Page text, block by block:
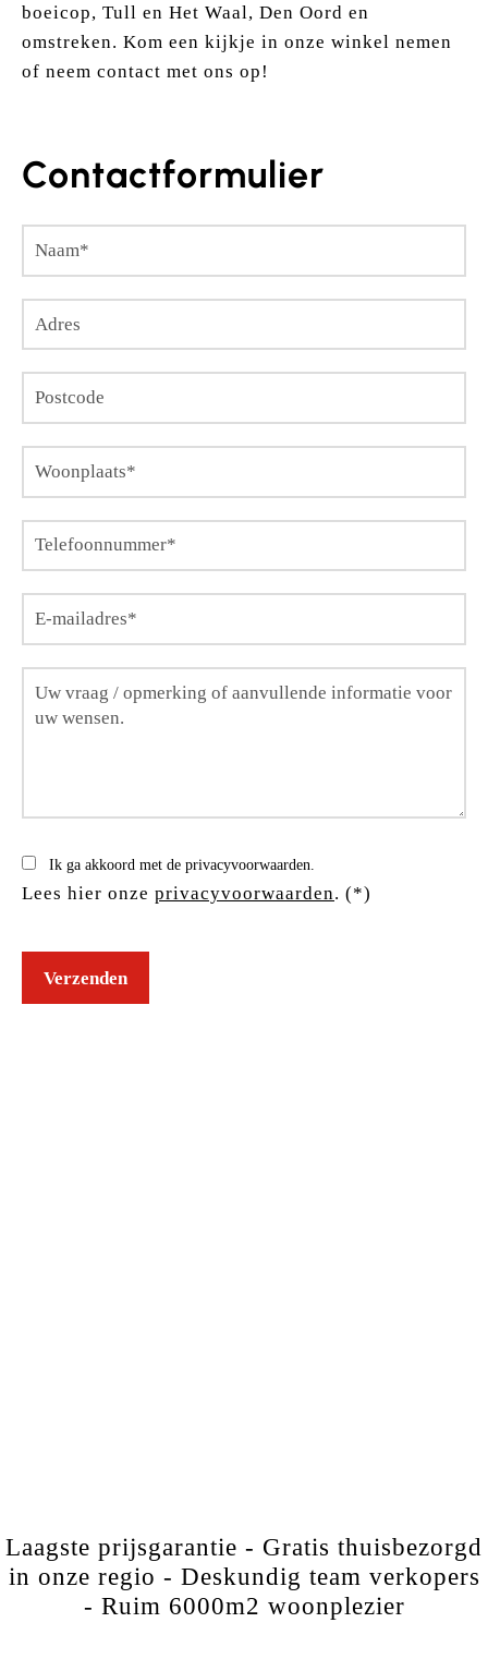
boeicop, Tull en Het Waal, Den Oord en
omstreken. Kom een kijkje in onze winkel nemen
of neem contact met ons op!
Contactformulier
Ik ga akkoord met de privacyvoorwaarden.
Lees hier onze privacyvoorwaarden. (*)
Laagste prijsgarantie - Gratis thuisbezorgd
in onze regio - Deskundig team verkopers
- Ruim 6000m2 woonplezier